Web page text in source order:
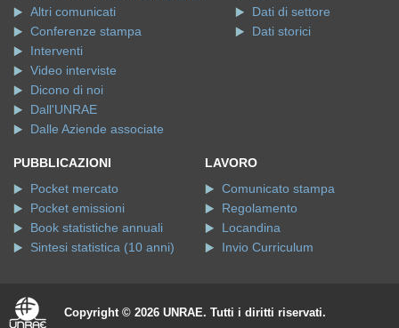
Altri comunicati
Conferenze stampa
Interventi
Video interviste
Dicono di noi
Dall'UNRAE
Dalle Aziende associate
Dati di settore
Dati storici
PUBBLICAZIONI
Pocket mercato
Pocket emissioni
Book statistiche annuali
Sintesi statistica (10 anni)
LAVORO
Comunicato stampa
Regolamento
Locandina
Invio Curriculum
Copyright © 2026 UNRAE. Tutti i diritti riservati.